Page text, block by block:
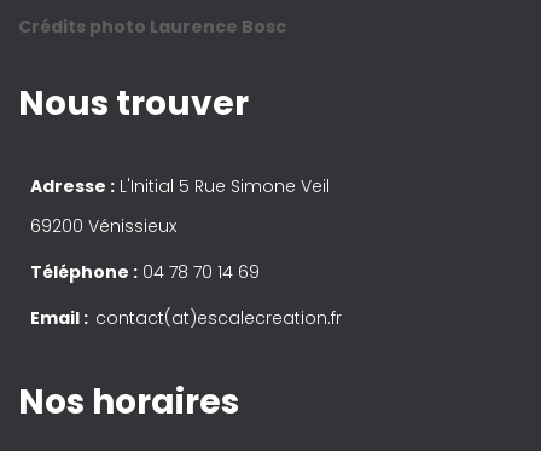
Crédits photo Laurence Bosc
Nous trouver
Adresse : L'Initial 5 Rue Simone Veil
69200 Vénissieux
Téléphone : 04 78 70 14 69
Email : contact(at)escalecreation.fr
Nos horaires